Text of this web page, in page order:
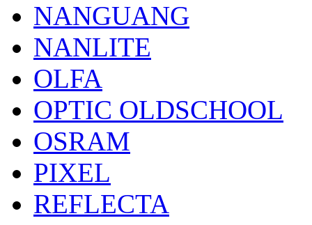
NANGUANG
NANLITE
OLFA
OPTIC OLDSCHOOL
OSRAM
PIXEL
REFLECTA